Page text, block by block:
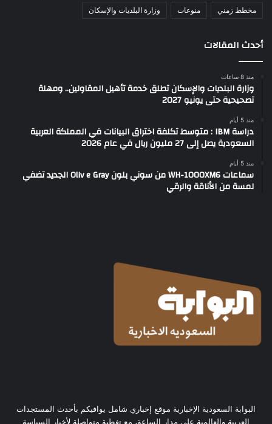
مخطط زمني منوعات وزارة البلديات والإسكان
أحدث المقالات
منذ 8 ساعات
وزارة البلديات والإسكان تطلق خدمة تأهيل المقاولين.. ومهلة
تصحيحية حتى يونيو 2027
منذ 5 أيام
دراسة IBM : متوسط تكلفة اختراق البيانات في المملكة العربية
السعودية يصل إلى 27 مليون ريال في عام 2026
منذ 5 أيام
سماعات WH-1000XM6 من سوني بلون Oliv e Gray الجديد تضفي
لمسة من الأناقة والرقي
البوابة السعودية الإخبارية موقع إخباري شامل يوافيكم بأحدث المستجدات
العربية والعالمية على مدار الساعة، مع تغطية متواصلة لأخبار السياسة